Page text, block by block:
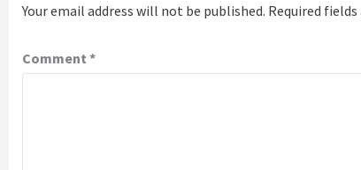
Your email address will not be published. Required
Comment *